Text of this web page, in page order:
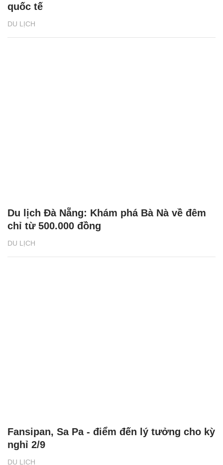
DU LỊCH
quốc tế
DU LỊCH
Du lịch Đà Nẵng: Khám phá Bà Nà về đêm
chỉ từ 500.000 đồng
DU LỊCH
Fansipan, Sa Pa - điểm đến lý tưởng cho kỳ
nghỉ 2/9